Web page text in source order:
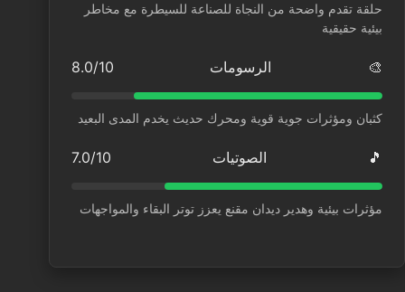
حلقة تقدم واضحة من النجاة للصناعة للسيطرة مع مخاطر
بيئية حقيقية
🎨 الرسومات 8.0/10
كثبان ومؤثرات جوية قوية ومحرك حديث يخدم المدى البعيد
🎵 الصوتيات 7.0/10
مؤثرات بيئية وهدير ديدان مقنع يعزز توتر البقاء والمواجهات